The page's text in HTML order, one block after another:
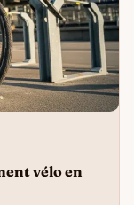
vélo en